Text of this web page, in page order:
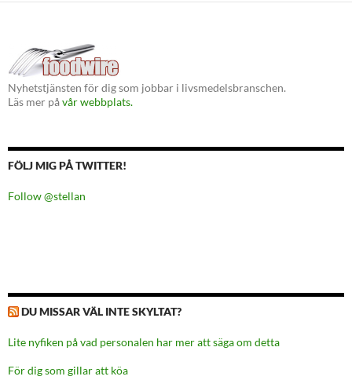
Nyhetstjänsten för dig som jobbar i livsmedelsbranschen.
Läs mer påvår webbplats.
FÖLJ MIG PÅ TWITTER!
Follow @stellan
DU MISSAR VÄL INTE SKYLTAT?
Lite nyfiken på vad personalen har mer att säga om detta
För dig som gillar att köa